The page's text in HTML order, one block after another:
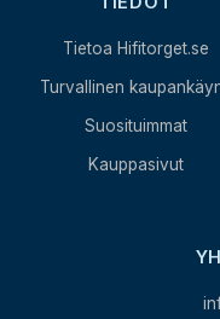
Tietoa Hifitorget.se
Turvallinen
Suosituimmat
Kauppasivut